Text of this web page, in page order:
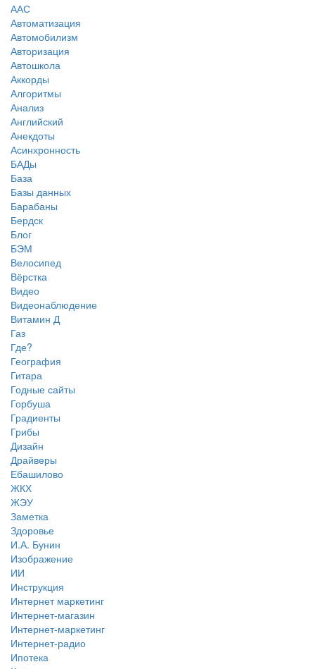
ААС
Автоматизация
Автомобилизм
Авторизация
Автошкола
Аккорды
Алгоритмы
Анализ
Английский
Анекдоты
Асинхронность
БАДы
База
Базы данных
Барабаны
Бердск
Блог
БЭМ
Велосипед
Вёрстка
Видео
Видеонаблюдение
Витамин Д
Газ
Где?
География
Гитара
Годные сайты
Горбуша
Градиенты
Грибы
Дизайн
Драйверы
Ебашилово
ЖКХ
ЖЭУ
Заметка
Здоровье
И.А. Бунин
Изображение
ИИ
Инструкция
Интернет маркетинг
Интернет-магазин
Интернет-маркетинг
Интернет-радио
Ипотека